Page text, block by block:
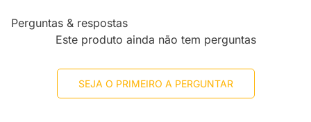
Perguntas & respostas
Este produto ainda não tem perguntas
SEJA O PRIMEIRO A PERGUNTAR